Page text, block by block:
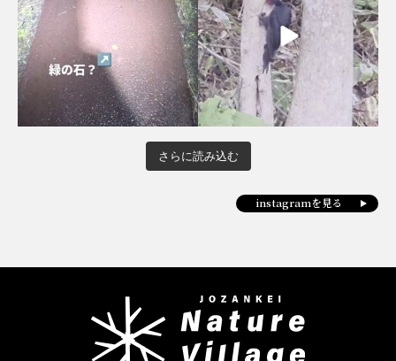
さらに読み込む
instagramを見る